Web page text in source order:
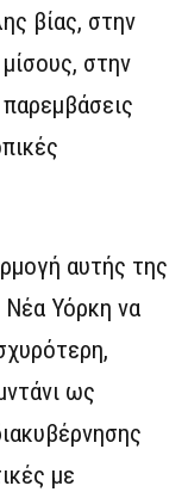
βίας, στην
στην
αυτής της
Νέα Υόρκη να
ως
με